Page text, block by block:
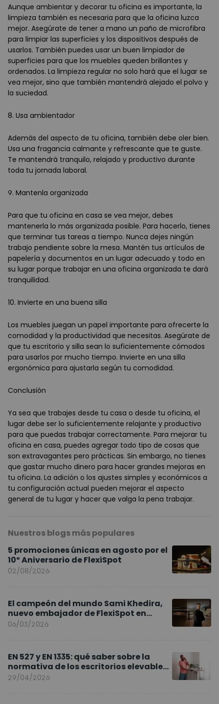
Aunque ambientar y decorar tu oficina es importante, la
limpieza también es necesaria para que la oficina luzca
mejor. Asegúrate de tener a mano un paño de microfibra
para limpiar las superficies y los dispositivos después de
usarlos. También puedes usar un buen limpiador de
superficies para que los muebles queden brillantes y
ordenados. La limpieza regular no solo hará que el lugar se
vea mejor, sino que también mantendrá alejado el polvo y
la suciedad.
8. Usa ambientador
Además del aspecto de tu oficina, también debe oler bien.
Usa una fragancia calmante y refrescante que te guste.
Te mantendrá tranquilo, relajado y productivo durante
toda tu jornada laboral.
9. Mantenla organizada
Para que tu oficina en casa se vea mejor, debes
mantenerla lo más organizada posible. Para hacerlo, tienes
que terminar tus tareas a tiempo. Nunca dejes ningún
trabajo pendiente sobre la mesa. Mantén tus artículos de
papelería y documentos en un lugar adecuado y todo en
su lugar porque trabajar en una oficina organizada te dará
tranquilidad.
10. Invierte en una buena silla
Los muebles juegan un papel importante para ofrecerte la
comodidad y la productividad que necesitas. Asegúrate de
que tu escritorio y silla sean lo suficientemente cómodos
para usarlos por mucho tiempo. Invierte en una silla
ergonómica para ajustarla según tu comodidad.
Conclusión
Ya sea que trabajes desde tu casa o desde tu oficina, el
lugar debe ser lo suficientemente relajante y productivo
para que puedas trabajar correctamente. Para mejorar tu
oficina en casa, puedes agregar todo tipo de cosas que
son extravagantes pero prácticas. Sin embargo, no tienes
que gastar mucho dinero para hacer grandes mejoras en
tu oficina. La adición o los ajustes simples y económicos a
tu configuración actual pueden mejorar el aspecto
general de tu lugar y hacer que valga la pena trabajar.
Nuestros blogs más populares
5 promociones únicas en agosto por el
10º Aniversario de FlexiSpot
02/08/2026
El campeón del mundo Sami Khedira,
nuevo embajador de FlexiSpot en
Europa
06/03/2026
EN 527 y EN 1335: qué saber sobre la
normativa de los escritorios elevables
y sillas ergonómicas
29/04/2026